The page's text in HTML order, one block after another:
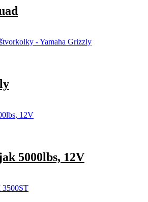
5000lbs, 12V